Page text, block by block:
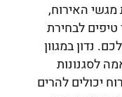
מגשי האירוח,
טיפים לבחירת
נדון במגוון
לסגנונות
יכולים להרים